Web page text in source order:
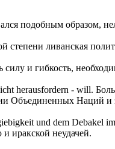
подобным образом,
степени ливанская
и гибкость,
herausfordern - will.
Объединенных Наций и
und dem Debakel
иракской неудачей.